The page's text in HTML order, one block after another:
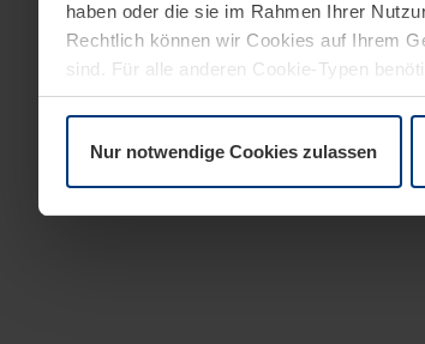
haben oder die sie im Rahmen Ihrer
Rechtlich können wir Cookies auf Ihrem
sind. Für alle anderen Cookie-Typen
Erläuterung auf der Seite
Nur notwendige Cookies zulassen